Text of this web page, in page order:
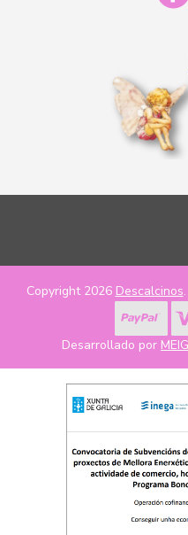
Copyright 2026 Descalcinos
Desarrollado por